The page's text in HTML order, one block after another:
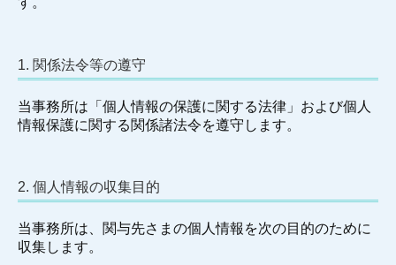
採用情報
募集要項（山形事務所）
1. 関係法令等の遵守
当事務所は「個人情報の保護に関する法律」および個人
情報保護に関する関係諸法令を遵守します。
2. 個人情報の収集目的
当事務所は、関与先さまの個人情報を次の目的のために
収集します。